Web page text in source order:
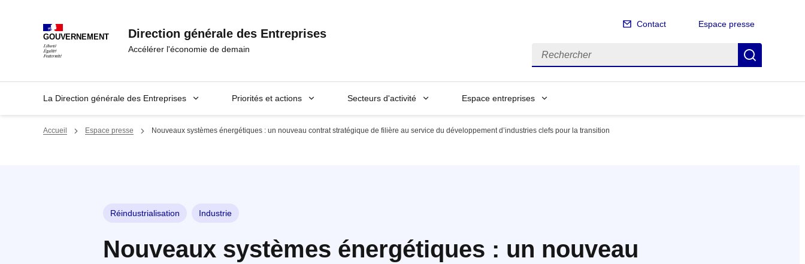
GOUVERNEMENT Direction générale des Entreprises
Accélérer l'économie de demain
Contact Espace presse
Rechercher
La Direction générale des Entreprises Priorités et actions Secteurs d'activité Espace entreprises
Accueil Espace presse Nouveaux systèmes énergétiques : un nouveau contrat stratégique de filière au service du développement d’industries clefs pour la transition
Réindustrialisation Industrie
Nouveaux systèmes énergétiques : un nouveau